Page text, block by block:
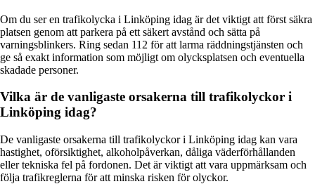
Om du ser en trafikolycka i Linköping idag är det viktigt att först säkra
platsen genom att parkera på ett säkert avstånd och sätta på
varningsblinkers. Ring sedan 112 för att larma räddningstjänsten och
ge så exakt information som möjligt om olycksplatsen och eventuella
skadade personer.
Vilka är de vanligaste orsakerna till trafikolyckor i
Linköping idag?
De vanligaste orsakerna till trafikolyckor i Linköping idag kan vara
hastighet, oförsiktighet, alkoholpåverkan, dåliga väderförhållanden
eller tekniska fel på fordonen. Det är viktigt att vara uppmärksam och
följa trafikreglerna för att minska risken för olyckor.